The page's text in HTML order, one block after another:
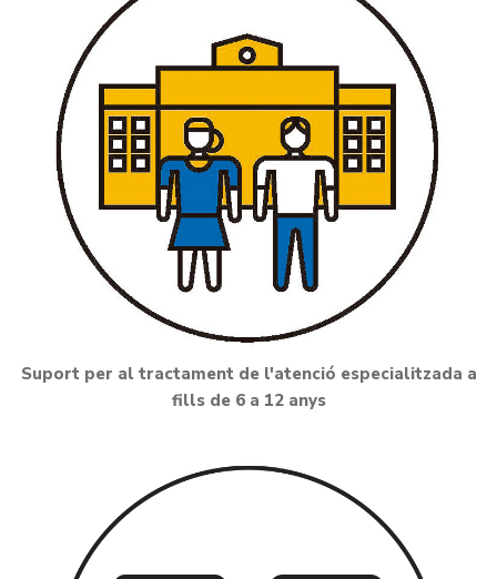
Suport per al tractament de l'atenció especialitzada a
fills de 6 a 12 anys